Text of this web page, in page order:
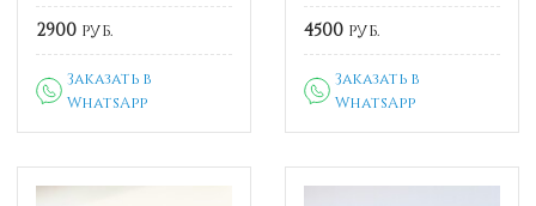
2900 руб.
Заказать в
WhatsApp
4500 руб.
Заказать в
WhatsApp